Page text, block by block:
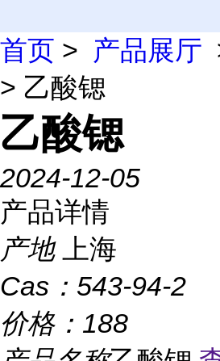
首页 > 产品展厅
> 乙酸锶
乙酸锶
2024-12-05
产品详情
产地
上海
Cas： 543-94-2
价格： 188